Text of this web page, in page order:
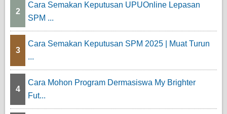
2
Cara Semakan Keputusan UPUOnline Lepasan
SPM ...
3
Cara Semakan Keputusan SPM 2025 | Muat Turun
...
4
Cara Mohon Program Dermasiswa My Brighter
Fut...